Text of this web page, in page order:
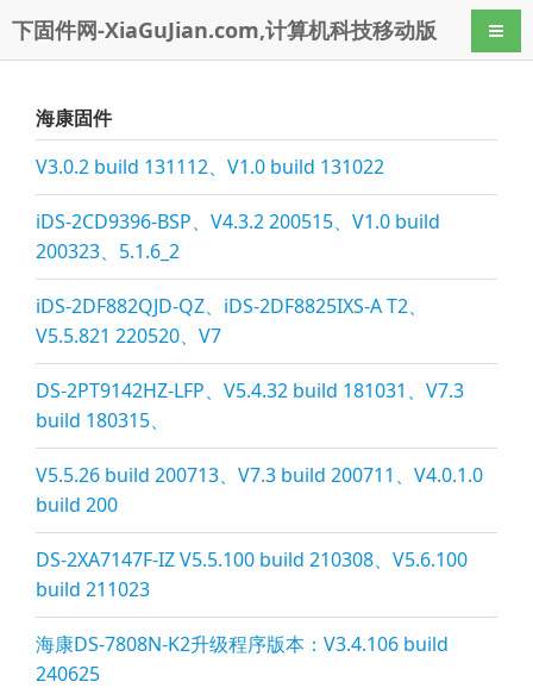
下固件网-XiaGuJian.com,计算机科技移动版 导航
海康固件
V3.0.2 build 131112、V1.0 build 131022
iDS-2CD9396-BSP、V4.3.2 200515、V1.0 build
200323、5.1.6_2
iDS-2DF882QJD-QZ、iDS-2DF8825IXS-A T2、
V5.5.821 220520、V7
DS-2PT9142HZ-LFP、V5.4.32 build 181031、V7.3
build 180315、
V5.5.26 build 200713、V7.3 build 200711、V4.0.1.0
build 200
DS-2XA7147F-IZ V5.5.100 build 210308、V5.6.100
build 211023
海康DS-7808N-K2升级程序版本：V3.4.106 build
240625